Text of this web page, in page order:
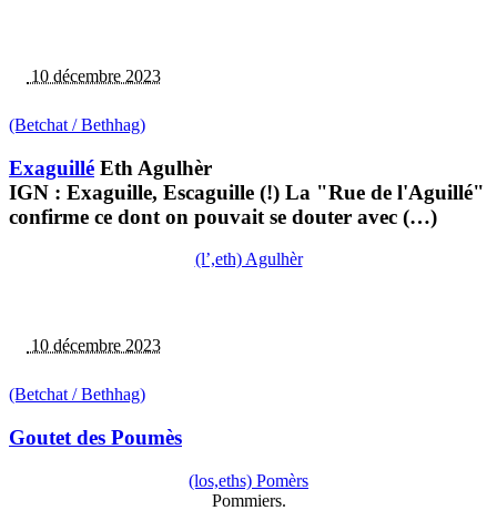
10 décembre 2023
(Betchat / Bethhag)
Exaguillé Eth Agulhèr
IGN : Exaguille, Escaguille (!) La "Rue de l'Aguillé"
confirme ce dont on pouvait se douter avec (…)
(l’,eth) Agulhèr
10 décembre 2023
(Betchat / Bethhag)
Goutet des Poumès
(los,eths) Pomèrs
Pommiers.